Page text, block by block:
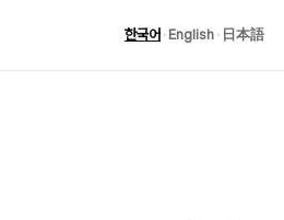
한국어 · English · 日本語